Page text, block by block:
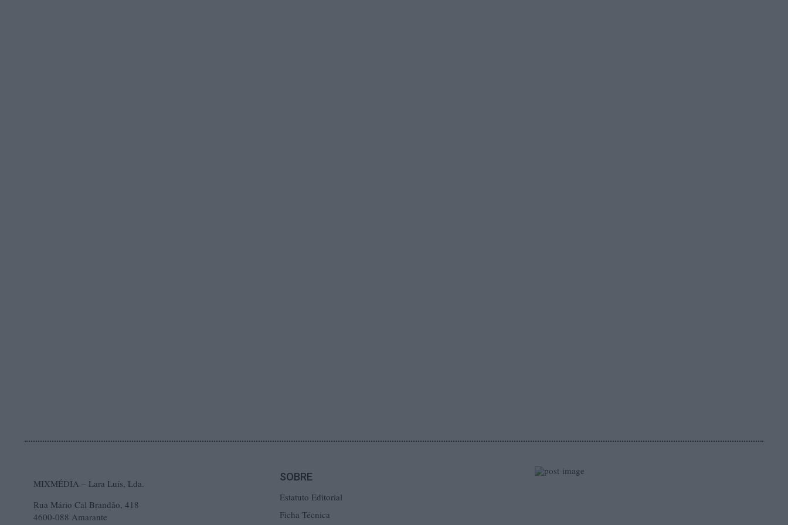
MIXMÉDIA – Lara Luís, Lda.
Rua Mário Cal Brandão, 418
4600-088 Amarante
SOBRE
Estatuto Editorial
Ficha Técnica